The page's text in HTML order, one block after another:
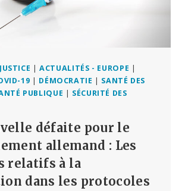
COUR
DE
DANS
UN
CONTRAT
ANS
|ACTUALITÉS - EUROPE |
19 | DÉMOCRATIE | SANTÉ DES
PUBLIQUE | SÉCURITÉ DES
défaite pour le
allemand : Les
relatifs à la
dans les protocoles